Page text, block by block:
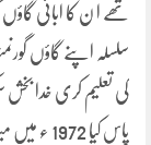
تھے ا ن کا ابائی
سلسلہ اپنے گاؤں
کی تعلیم کری خدا
پاس کیا